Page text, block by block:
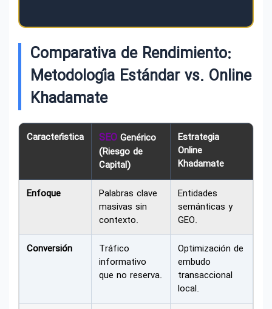
Comparativa de Rendimiento:
Metodología Estándar vs. Online
Khadamate
Característica SEO Genérico
(Riesgo de
Capital)
Estrategia
Online
Khadamate
Enfoque
Palabras clave
masivas sin
contexto.
Entidades
semánticas y
GEO.
Conversión
Tráfico
informativo
que no reserva.
Optimización de
embudo
transaccional
local.